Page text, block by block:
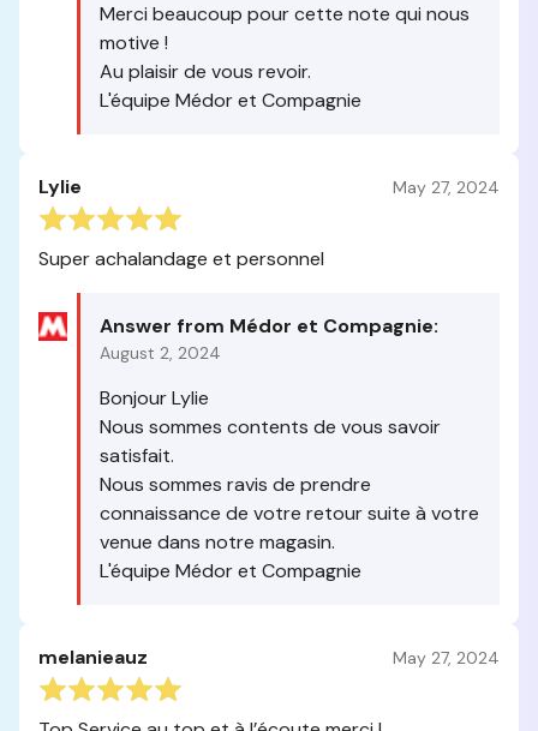
Merci beaucoup pour cette note qui nous
motive !
Au plaisir de vous revoir.
L'équipe Médor et Compagnie
Lylie May 27, 2024
Super achalandage et personnel
Answer from Médor et Compagnie:
August 2, 2024
Bonjour Lylie
Nous sommes contents de vous savoir
satisfait.
Nous sommes ravis de prendre
connaissance de votre retour suite à votre
venue dans notre magasin.
L'équipe Médor et Compagnie
melanieauz May 27, 2024